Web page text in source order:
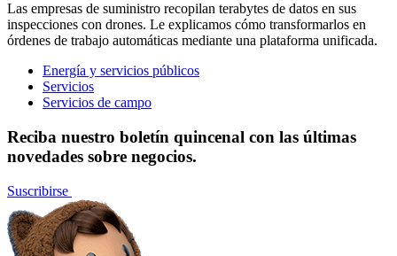
Las empresas de suministro recopilan terabytes de datos en sus
inspecciones con drones. Le explicamos cómo transformarlos en
órdenes de trabajo automáticas mediante una plataforma unificada.
Energía y servicios públicos
Servicios
Servicios de campo
Reciba nuestro boletín quincenal con las últimas
novedades sobre negocios.
Suscribirse